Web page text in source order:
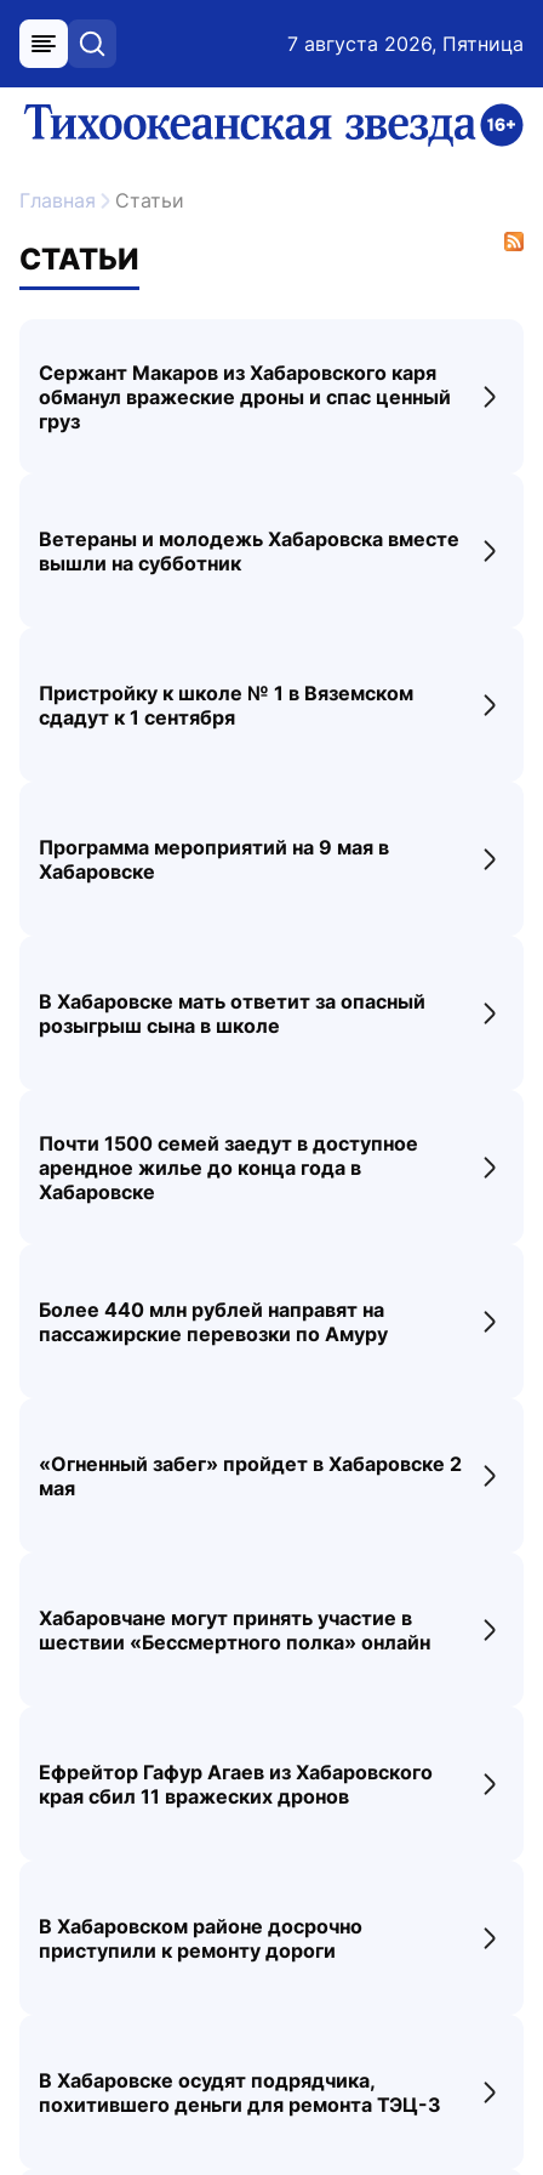
меню поиск 7 августа 2026, Пятница
ссылка на главную
Главная Статьи
СТАТЬИ
Сержант Макаров из Хабаровского каря
обманул вражеские дроны и спас ценный
груз
Ветераны и молодежь Хабаровска вместе
вышли на субботник
Пристройку к школе № 1 в Вяземском
сдадут к 1 сентября
Программа мероприятий на 9 мая в
Хабаровске
В Хабаровске мать ответит за опасный
розыгрыш сына в школе
Почти 1500 семей заедут в доступное
арендное жилье до конца года в
Хабаровске
Более 440 млн рублей направят на
пассажирские перевозки по Амуру
«Огненный забег» пройдет в Хабаровске 2
мая
Хабаровчане могут принять участие в
шествии «Бессмертного полка» онлайн
Ефрейтор Гафур Агаев из Хабаровского
края сбил 11 вражеских дронов
В Хабаровском районе досрочно
приступили к ремонту дороги
В Хабаровске осудят подрядчика,
похитившего деньги для ремонта ТЭЦ-3